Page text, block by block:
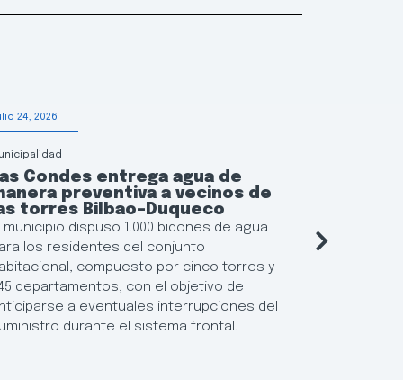
24, 2026
Condes entrega agua de
preventiva a vecinos de
torres Bilbao–Duqueco
municipio dispuso 1.000 bidones de agua
los residentes del conjunto
compuesto por cinco torres y
departamentos, con el objetivo de
a eventuales interrupciones del
durante el sistema frontal.